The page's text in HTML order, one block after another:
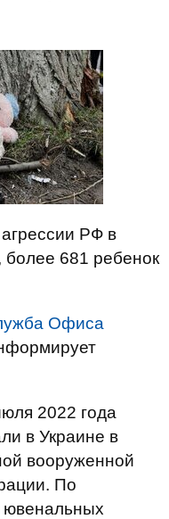
РФ в
более 681 ребенок
Офиса
2022 года
в Украине в
вооруженной
По